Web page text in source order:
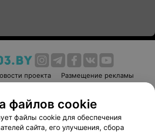
проекта
Размещение рекламы
соглашение
Способы оплаты
Вакансии
Партнеры
руководителю 103.by
файлов cookie
файлы cookie для обеспечения
сайта, его улучшения, сбора